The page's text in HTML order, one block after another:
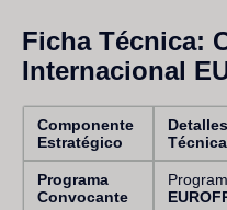
Ficha Técnica:
Internacional
Componente
Estratégico
Técnica
Programa
Convocante